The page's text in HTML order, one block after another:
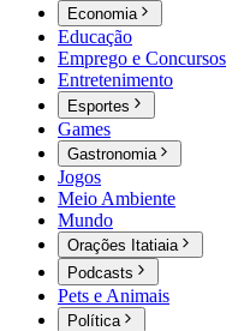
Economia
Educação
Emprego e Concursos
Entretenimento
Esportes
Games
Gastronomia
Jogos
Meio Ambiente
Mundo
Orações Itatiaia
Podcasts
Pets e Animais
Política